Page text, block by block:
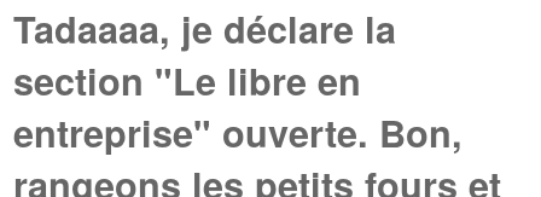
Tadaaaa, je déclare la
section "Le libre en
entreprise" ouverte. Bon,
rangeons les petits fours et